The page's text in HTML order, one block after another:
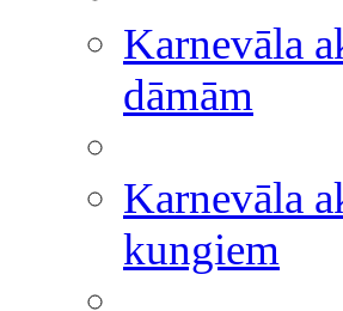
Karnevāla
dāmām
Karnevāla
kungiem